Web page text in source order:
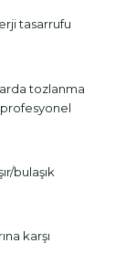
tasarrufu
tozlanma
profesyonel
bulaşık
karşı